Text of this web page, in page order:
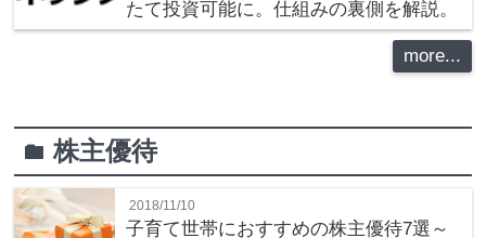
たて投資可能に。仕組みの裏側を解説。
more...
folder株主優待
2018/11/10
子育て世帯におすすめの株主優待7選～